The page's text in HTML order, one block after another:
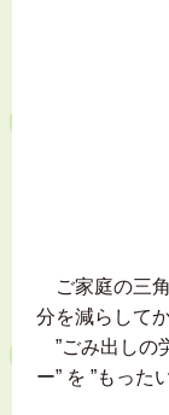
ご家庭の三
分を減らして
”ごみ出しの
ー” を ”もった